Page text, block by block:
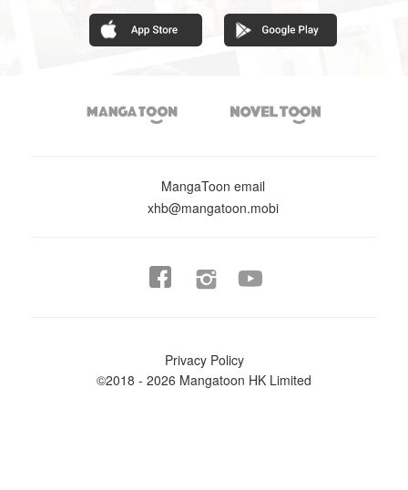
 
MangaToon email
xhb@mangatoon.mobi
 
Privacy Policy
©2018 - 2026 Mangatoon HK Limited